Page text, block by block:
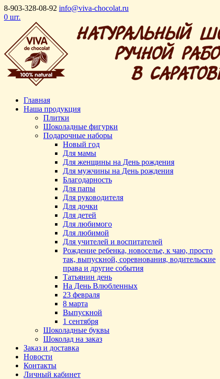
8-903-328-08-92 info@viva-chocolat.ru
0 шт.
Главная
Наша продукция
Плитки
Шоколадные фигурки
Подарочные наборы
Новый год
Для мамы
Для женщины на День рождения
Для мужчины на День рождения
Благодарность
Для папы
Для руководителя
Для дочки
Для детей
Для любимого
Для любимой
Для учителей и воспитателей
Рождение ребенка, новоселье, к чаю, просто
так, выпускной, соревнования, водительские
права и другие события
Татьянин день
На День Влюбленных
23 февраля
8 марта
Выпускной
1 сентября
Шоколадные буквы
Шоколад на заказ
Заказ и доставка
Новости
Контакты
Личный кабинет